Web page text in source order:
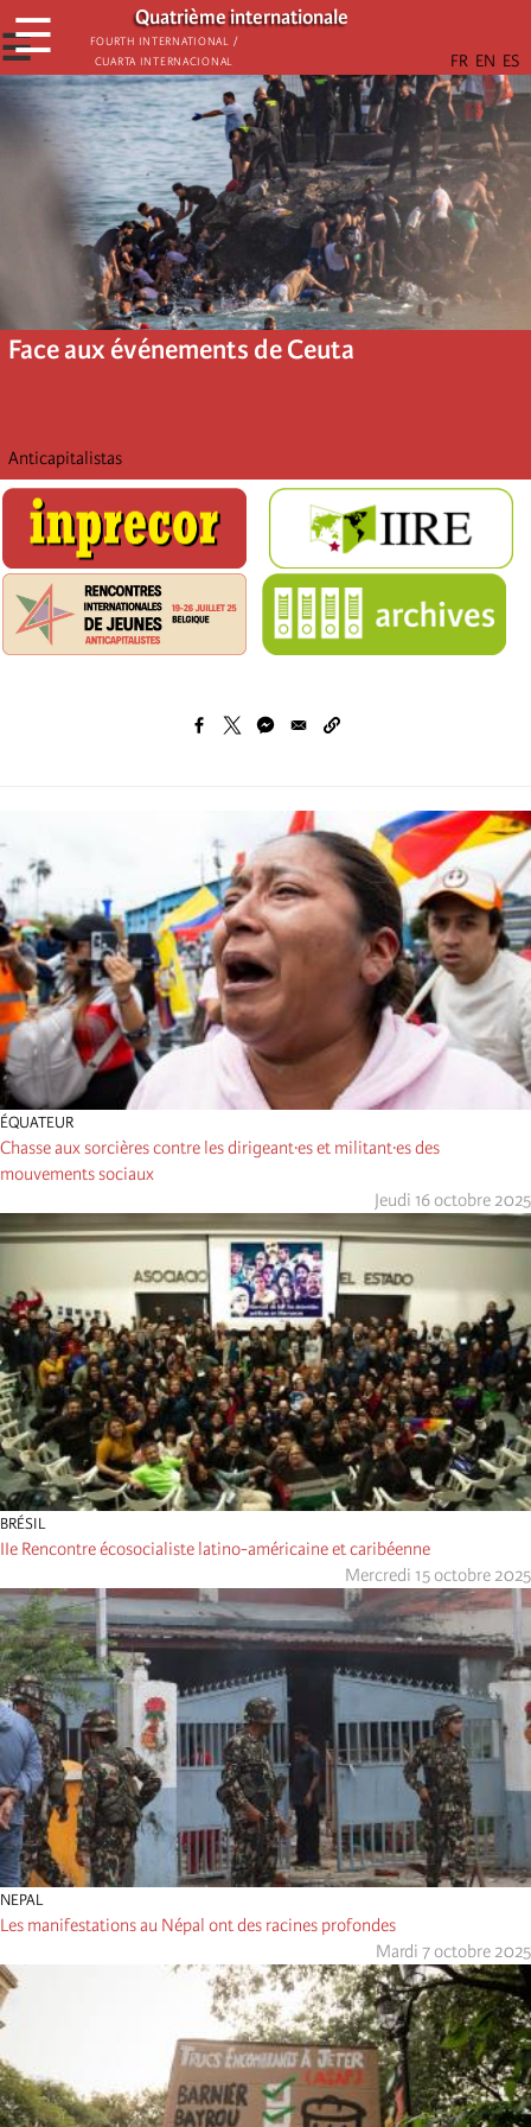
Aller
au
contenu
principal
Quatrième internationale
Fourth International /
Cuarta Internacional
☰
☰
Face aux événements de Ceuta
Anticapitalistas
ÉQUATEUR
Chasse aux sorcières contre les dirigeant·es et militant·es des
mouvements sociaux
Jeudi 16 octobre 2025
BRÉSIL
IIe Rencontre écosocialiste latino-américaine et caribéenne
Mercredi 15 octobre 2025
NEPAL
Les manifestations au Népal ont des racines profondes
Mardi 7 octobre 2025